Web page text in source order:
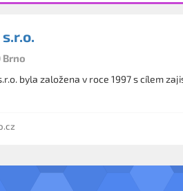
s.r.o.
Brno
byla založena v roce 1997 s cílem